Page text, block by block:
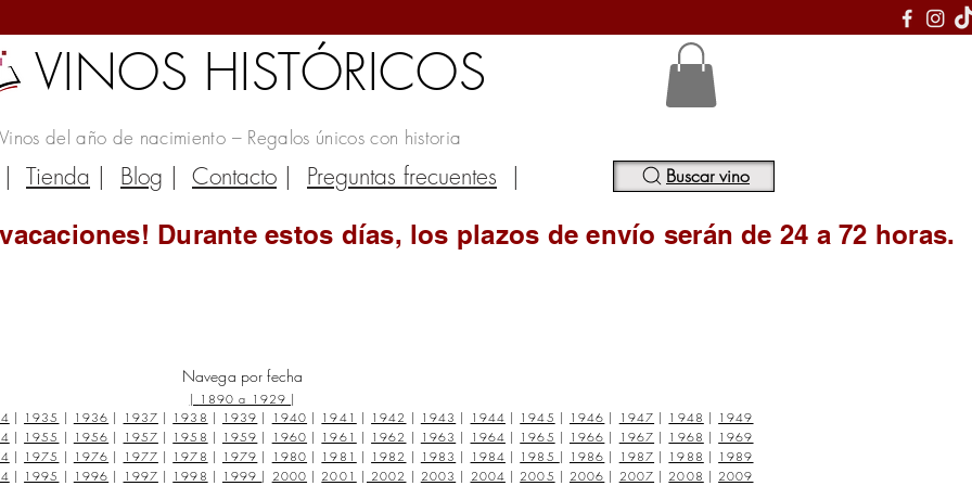
VINOS HISTÓRICOS
Vinos del año de nacimiento – Regalos únicos con historia
| Tienda | Blog | Contacto | Preguntas frecuentes | Buscar vino
Durante estos días, los plazos de envío serán de 24 a 72 horas.
Navega por fecha
| 1890 a 1929 |
| 1935 | 1936 | 1937 | 1938 | 1939 | 1940 | 1941 | 1942 | 1943 | 1944 | 1945 | 1946 | 1947 | 1948 | 1949
| 1955 | 1956 | 1957 | 1958 | 1959 | 1960 | 1961 | 1962 | 1963 | 1964 | 1965 | 1966 | 1967 | 1968 | 1969
| 1975 | 1976 | 1977 | 1978 | 1979 | 1980 | 1981 | 1982 | 1983 | 1984 | 1985 | 1986 | 1987 | 1988 | 1989
| 1995 | 1996 | 1997 | 1998 | 1999 | 2000 | 2001 | 2002 | 2003 | 2004 | 2005 | 2006 | 2007 | 2008 | 2009